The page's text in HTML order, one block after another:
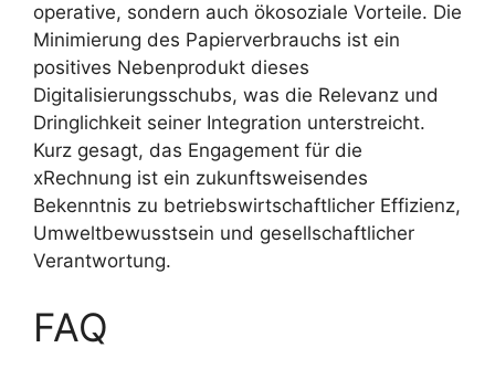
operative, sondern auch ökosoziale Vorteile. Die
Minimierung des Papierverbrauchs ist ein
positives Nebenprodukt dieses
Digitalisierungsschubs, was die Relevanz und
Dringlichkeit seiner Integration unterstreicht.
Kurz gesagt, das Engagement für die
xRechnung ist ein zukunftsweisendes
Bekenntnis zu betriebswirtschaftlicher Effizienz,
Umweltbewusstsein und gesellschaftlicher
Verantwortung.
FAQ